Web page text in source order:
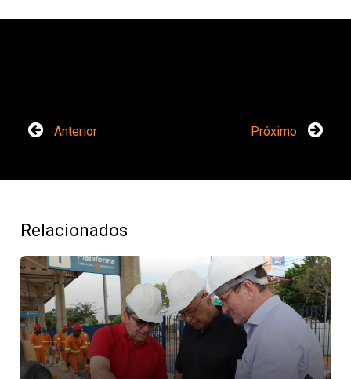
Anterior Próximo
Relacionados